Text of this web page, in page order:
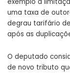
uma taxa de
degrau tarifário
após as
O deputado
de novo tributo